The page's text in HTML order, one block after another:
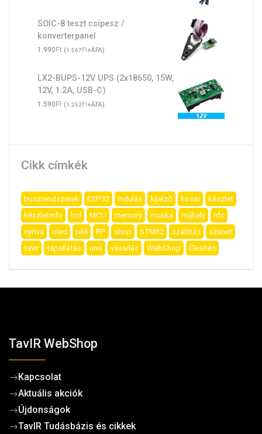
SOIC-8 teszt csipesz /
konverterpanel
1.990Ft (1.567Ft+ÁFA)
LX2-BUPS-12V UPS (2x18650, 15W,
12V, 1.2A, USB-C)
1.590Ft (1.252Ft+ÁFA)
Cikk címkék
buszrendszerek ESP32 indulás kijelző kosár
készlet
készletinfo
lcd MCU memory munka műhely
nfc
nyitva
oled relé RP shop STM32 szállítás
szünet
tavir
tápellátás uno vásárlás WebShop Élesítés
TavIR WebShop
→Kapcsolat
→Aktuális akciók
→Újdonságok
→TavIR Tudásbázis és cikkek